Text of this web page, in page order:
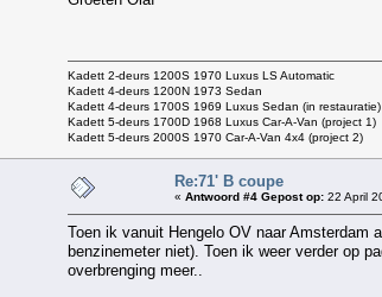
Kadett 2-deurs 1200S 1970 Luxus LS Automatic
Kadett 4-deurs 1200N 1973 Sedan
Kadett 4-deurs 1700S 1969 Luxus Sedan (in restauratie)
Kadett 5-deurs 1700D 1968 Luxus Car-A-Van (project 1)
Kadett 5-deurs 2000S 1970 Car-A-Van 4x4 (project 2)
Re:71' B coupe
« Antwoord #4 Gepost op: 22 April
Toen ik vanuit Hengelo OV naar Amsterdam
benzinemeter niet). Toen ik weer verder op
overbrenging meer..